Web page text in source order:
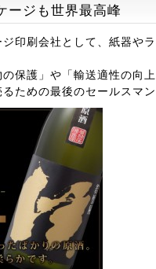
ージも世界最高峰
印刷会社として、紙器や
保護」や「輸送適性の向
ための最後のセールスマ